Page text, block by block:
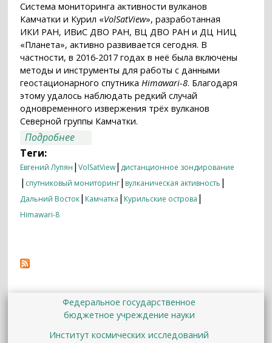
Система мониторинга активности вулканов
Камчатки и Курил «VolSatView», разработанная
ИКИ РАН, ИВиС ДВО РАН, ВЦ ДВО РАН и ДЦ НИЦ
«Планета», активно развивается сегодня. В
частности, в 2016-2017 годах в неё была включены
методы и инструменты для работы с данными
геостационарного спутникаHimawari-8. Благодаря
этому удалось наблюдать редкий случай
одновременного извержения трёх вулканов
Северной группы Камчатки.
Подробнее
оперативно оценивать параметры
извержений
Теги:
Евгений Лупян |VolSatView| дистанционное зондирование
| спутниковый мониторинг| вулканическая активность |
Дальний Восток| Камчатка | Курильские острова |
Himawari-8
Федеральное государственное
бюджетное учреждение науки
Институт космических исследований